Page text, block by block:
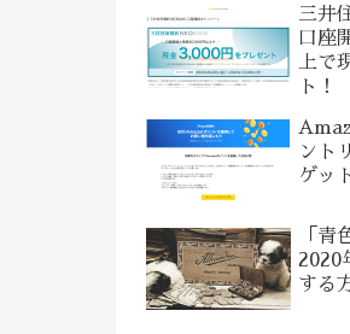
三井
口座
上で
ト！
ント
ゲッ
「青
2020
する